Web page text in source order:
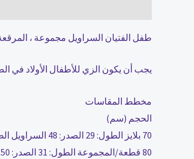
طفل الفتيان السراويل مجموعة ،
يجب أن يكون الزي للأطفال الأولاد
مخطط المقاسات
الحجم (سم)
70 بلايز الطول: 29 الصدر: 48 السراويل الطول: 21 الخصر: 36 اقتراح العمر: 0-3 أشهر
80 قطعة/المجموعة الطول: 31 الصدر: 50 قطعة/المجموعة الطول: 22.5 الخصر: 38 اقتراح العمر: 3-6 أشهر